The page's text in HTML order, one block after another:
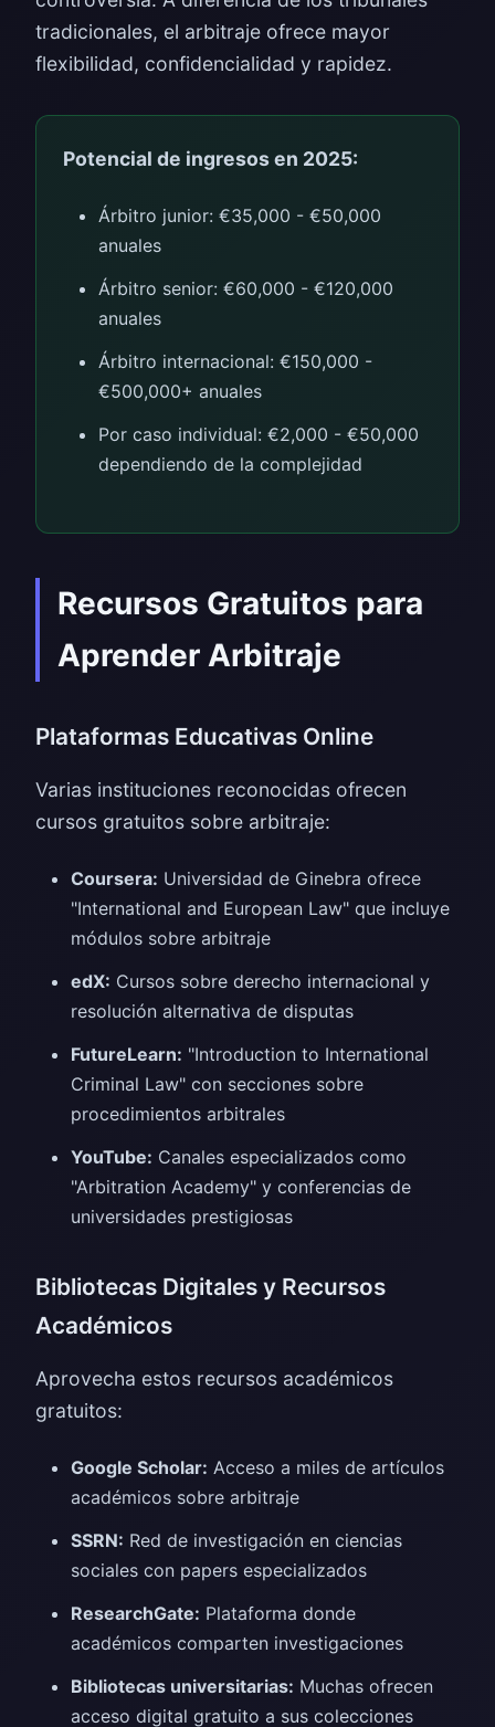
tradicionales, el arbitraje ofrece mayor
flexibilidad, confidencialidad y rapidez.
Potencial de ingresos en 2025:
Árbitro junior: €35,000 - €50,000
anuales
Árbitro senior: €60,000 - €120,000
anuales
Árbitro internacional: €150,000 -
€500,000+ anuales
Por caso individual: €2,000 - €50,000
dependiendo de la complejidad
Recursos Gratuitos para
Aprender Arbitraje
Plataformas Educativas Online
Varias instituciones reconocidas ofrecen
cursos gratuitos sobre arbitraje:
Coursera: Universidad de Ginebra ofrece
"International and European Law" que incluye
módulos sobre arbitraje
edX: Cursos sobre derecho internacional y
resolución alternativa de disputas
FutureLearn: "Introduction to International
Criminal Law" con secciones sobre
procedimientos arbitrales
YouTube: Canales especializados como
"Arbitration Academy" y conferencias de
universidades prestigiosas
Bibliotecas Digitales y Recursos
Académicos
Aprovecha estos recursos académicos
gratuitos:
Google Scholar: Acceso a miles de artículos
académicos sobre arbitraje
SSRN: Red de investigación en ciencias
sociales con papers especializados
ResearchGate: Plataforma donde
académicos comparten investigaciones
Bibliotecas universitarias: Muchas ofrecen
acceso digital gratuito a sus colecciones